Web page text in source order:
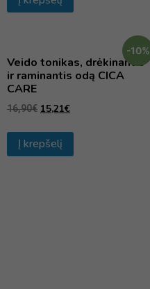
-10%
Veido tonikas, drėkinantis
ir raminantis odą CICA
CARE
16,90€ 15,21€
Į krepšelį